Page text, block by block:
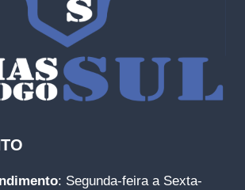
: Segunda-feira a Sexta-